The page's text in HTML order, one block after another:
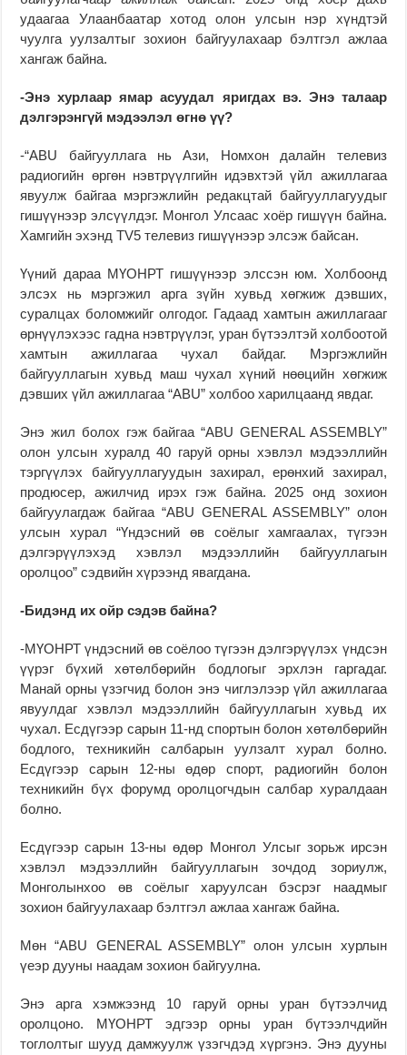
удаагаа Улаанбаатар хотод олон улсын нэр хүндтэй
чуулга уулзалтыг зохион байгуулахаар бэлтгэл ажлаа
хангаж байна.
-Энэ хурлаар ямар асуудал яригдах вэ. Энэ талаар
дэлгэрэнгүй мэдээлэл өгнө үү?
-“ABU байгууллага нь Ази, Номхон далайн телевиз
радиогийн өргөн нэвтрүүлгийн идэвхтэй үйл ажиллагаа
явуулж байгаа мэргэжлийн редакцтай байгууллагуудыг
гишүүнээр элсүүлдэг. Монгол Улсаас хоёр гишүүн байна.
Хамгийн эхэнд TV5 телевиз гишүүнээр элсэж байсан.
Үүний дараа МҮОНРТ гишүүнээр элссэн юм. Холбоонд
элсэх нь мэргэжил арга зүйн хувьд хөгжиж дэвших,
суралцах боломжийг олгодог. Гадаад хамтын ажиллагааг
өрнүүлэхээс гадна нэвтрүүлэг, уран бүтээлтэй холбоотой
хамтын ажиллагаа чухал байдаг. Мэргэжлийн
байгууллагын хувьд маш чухал хүний нөөцийн хөгжиж
дэвших үйл ажиллагаа “ABU” холбоо харилцаанд явдаг.
Энэ жил болох гэж байгаа “ABU GENERAL ASSEMBLY”
олон улсын хуралд 40 гаруй орны хэвлэл мэдээллийн
тэргүүлэх байгууллагуудын захирал, ерөнхий захирал,
продюсер, ажилчид ирэх гэж байна. 2025 онд зохион
байгуулагдаж байгаа “ABU GENERAL ASSEMBLY” олон
улсын хурал “Үндэсний өв соёлыг хамгаалах, түгээн
дэлгэрүүлэхэд хэвлэл мэдээллийн байгууллагын
оролцоо” сэдвийн хүрээнд явагдана.
-Бидэнд их ойр сэдэв байна?
-МҮОНРТ үндэсний өв соёлоо түгээн дэлгэрүүлэх үндсэн
үүрэг бүхий хөтөлбөрийн бодлогыг эрхлэн гаргадаг.
Манай орны үзэгчид болон энэ чиглэлээр үйл ажиллагаа
явуулдаг хэвлэл мэдээллийн байгууллагын хувьд их
чухал. Есдүгээр сарын 11-нд спортын болон хөтөлбөрийн
бодлого, техникийн салбарын уулзалт хурал болно.
Есдүгээр сарын 12-ны өдөр спорт, радиогийн болон
техникийн бүх форумд оролцогчдын салбар хуралдаан
болно.
Есдүгээр сарын 13-ны өдөр Монгол Улсыг зорьж ирсэн
хэвлэл мэдээллийн байгууллагын зочдод зориулж,
Монголынхоо өв соёлыг харуулсан бэсрэг наадмыг
зохион байгуулахаар бэлтгэл ажлаа хангаж байна.
Мөн “ABU GENERAL ASSEMBLY” олон улсын хурлын
үеэр дууны наадам зохион байгуулна.
Энэ арга хэмжээнд 10 гаруй орны уран бүтээлчид
оролцоно. МҮОНРТ эдгээр орны уран бүтээлчдийн
тоглолтыг шууд дамжуулж үзэгчдэд хүргэнэ. Энэ дууны